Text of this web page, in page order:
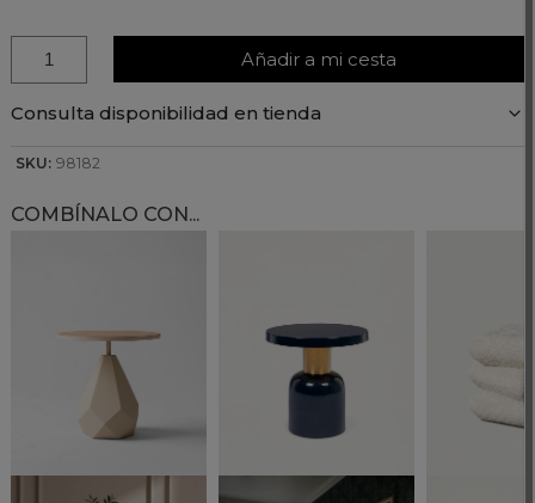
Añadir a mi cesta
Consulta disponibilidad en tienda
SKU: 98182
COMBÍNALO CON...